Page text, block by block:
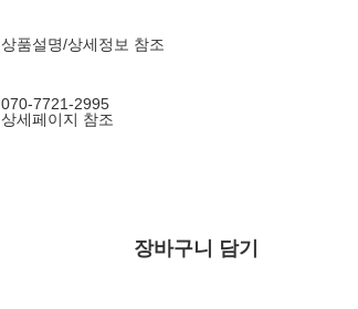
상품설명/상세정보 참조
070-7721-2995
상세페이지 참조
장바구니 담기